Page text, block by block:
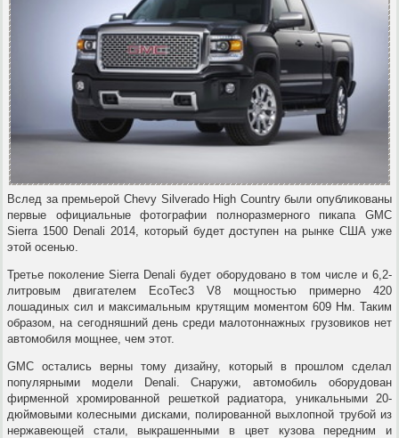
Вслед за премьерой Chevy Silverado High Country были опубликованы
первые официальные фотографии полноразмерного пикапа GMC
Sierra 1500 Denali 2014, который будет доступен на рынке США уже
этой осенью.
Третье поколение Sierra Denali будет оборудовано в том числе и 6,2-
литровым двигателем EcoTec3 V8 мощностью примерно 420
лошадиных сил и максимальным крутящим моментом 609 Нм. Таким
образом, на сегодняшний день среди малотоннажных грузовиков нет
автомобиля мощнее, чем этот.
GMC остались верны тому дизайну, который в прошлом сделал
популярными модели Denali. Снаружи, автомобиль оборудован
фирменной хромированной решеткой радиатора, уникальными 20-
дюймовыми колесными дисками, полированной выхлопной трубой из
нержавеющей стали, выкрашенными в цвет кузова передним и